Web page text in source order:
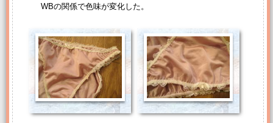
WBの関係で色味が変化した。